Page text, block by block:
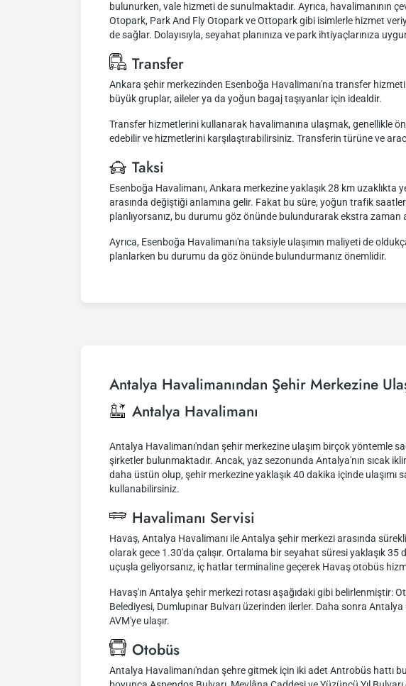
bulunurken, vale hizmeti de sunulmaktadır. Ayrıca,
Otopark, Park And Fly Otopark ve Ottopark gibi isimlerle hizmet
de sağlar. Dolayısıyla, seyahat planınıza ve park ihtiyaçlarınıza
Transfer
Ankara şehir merkezinden Esenboğa Havalimanı'na transfer
büyük gruplar, aileler ya da yoğun bagaj taşıyanlar için idealdir.
Transfer hizmetlerini kullanarak havalimanına ulaşmak, genellikle
edebilir ve hizmetlerini karşılaştırabilirsiniz. Transferin türüne ve
Taksi
Esenboğa Havalimanı, Ankara merkezine yaklaşık 28 km
arasında değiştiği anlamına gelir. Fakat bu süre, yoğun trafik
planlıyorsanız, bu durumu göz önünde bulundurarak ekstra zaman
Ayrıca, Esenboğa Havalimanı'na taksiyle ulaşımın maliyeti de
planlarken bu durumu da göz önünde bulundurmanız önemlidir.
Antalya Havalimanından Şehir Merkezine
Antalya Havalimanı
Antalya Havalimanı'ndan şehir merkezine ulaşım birçok yöntemle
şirketler bulunmaktadır. Ancak, yaz sezonunda Antalya'nın sıcak
daha üstün olup, şehir merkezine yaklaşık 40 dakika içinde
kullanabilirsiniz.
Havalimanı Servisi
Havaş, Antalya Havalimanı ile Antalya şehir merkezi arasında
olarak gece 1.30'da çalışır. Ortalama bir seyahat süresi yaklaşık 35
uçuşla geliyorsanız, iç hatlar terminaline geçerek Havaş otobüs
Havaş'ın Antalya şehir merkezi rotası aşağıdaki gibi belirlenmiştir:
Belediyesi, Dumlupınar Bulvarı üzerinden ilerler. Daha sonra
AVM'ye ulaşır.
Otobüs
Antalya Havalimanı'ndan şehre gitmek için iki adet Antrobüs hattı